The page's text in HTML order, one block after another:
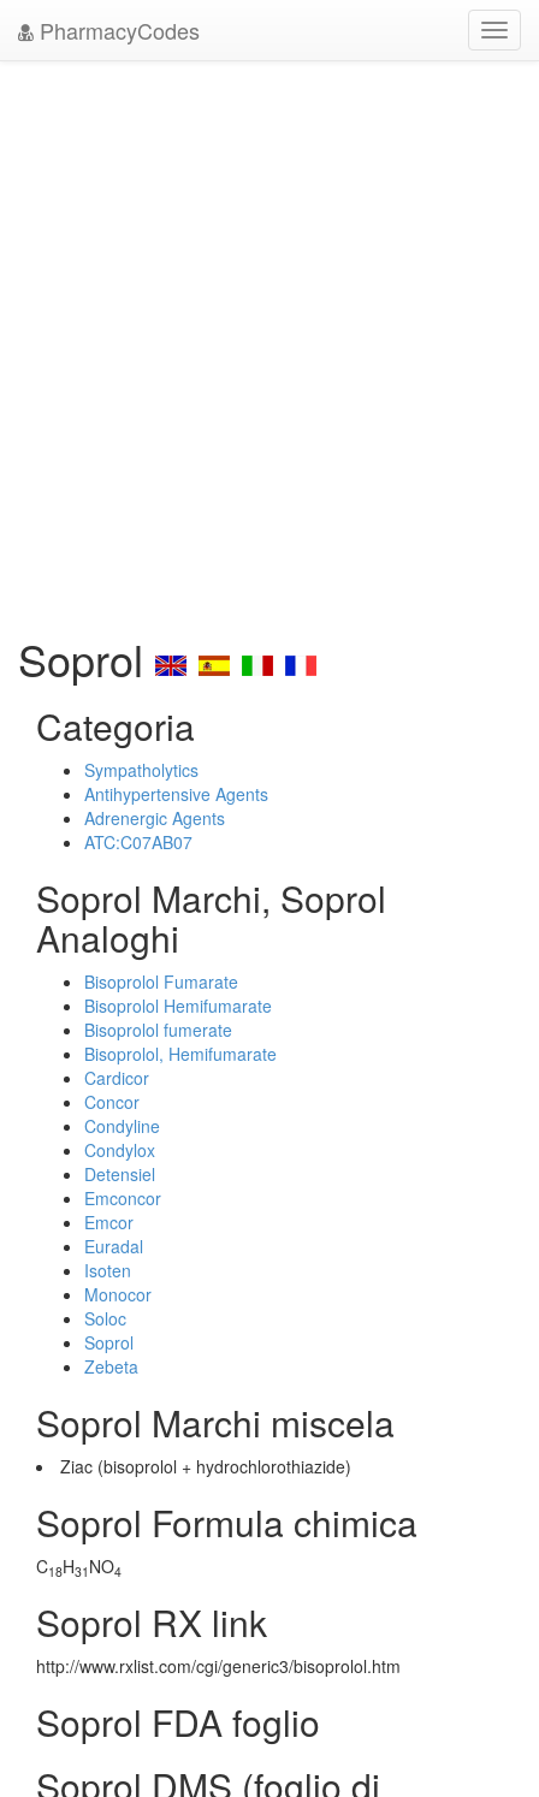
PharmacyCodes
Soprol
Categoria
Sympatholytics
Antihypertensive Agents
Adrenergic Agents
ATC:C07AB07
Soprol Marchi, Soprol
Analoghi
Bisoprolol Fumarate
Bisoprolol Hemifumarate
Bisoprolol fumerate
Bisoprolol, Hemifumarate
Cardicor
Concor
Condyline
Condylox
Detensiel
Emconcor
Emcor
Euradal
Isoten
Monocor
Soloc
Soprol
Zebeta
Soprol Marchi miscela
Ziac (bisoprolol + hydrochlorothiazide)
Soprol Formula chimica
C18H31 NO4
Soprol RX link
http://www.rxlist.com/cgi/generic3/bisoprolol.htm
Soprol FDA foglio
Soprol DMS (foglio di